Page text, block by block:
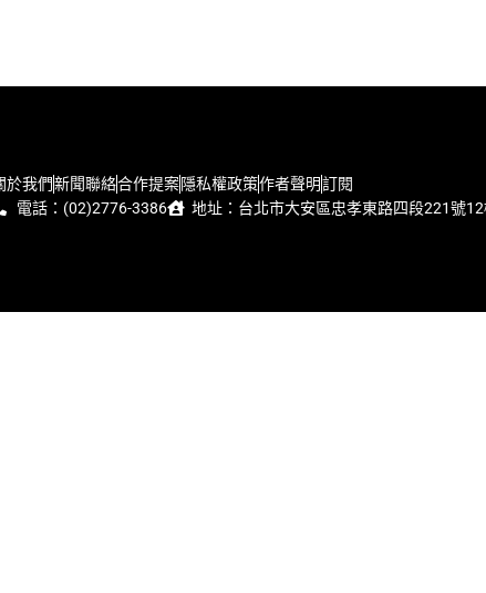
於我們新聞聯絡合作提案隱私權政策作者聲明訂閱
電話：(02)2776-3386
地址：台北市大安區忠孝東路四段221號